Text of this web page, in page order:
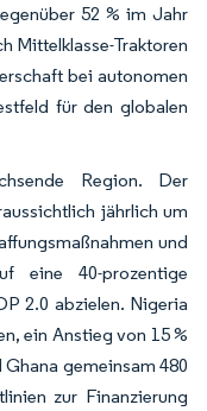
52 % im Jahr
Mittelklasse-Traktoren
bei autonomen
für den globalen
Region. Der
jährlich um
und
eine 40-prozentige
2.0 abzielen. Nigeria
ein Anstieg von 15 %
gemeinsam 480
zur Finanzierung